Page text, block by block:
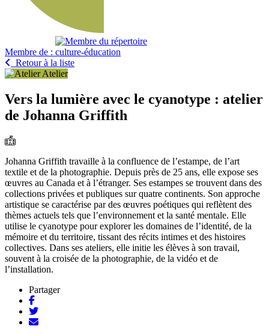
Membre de :
Retour à la liste
Atelier
Vers la lumière avec le cyanotype : atelier
de Johanna Griffith
Johanna Griffith travaille à la confluence de l’estampe, de l’art
textile et de la photographie. Depuis près de 25 ans, elle expose ses
œuvres au Canada et à l’étranger. Ses estampes se trouvent dans des
collections privées et publiques sur quatre continents. Son approche
artistique se caractérise par des œuvres poétiques qui reflètent des
thèmes actuels tels que l’environnement et la santé mentale. Elle
utilise le cyanotype pour explorer les domaines de l’identité, de la
mémoire et du territoire, tissant des récits intimes et des histoires
collectives. Dans ses ateliers, elle initie les élèves à son travail,
souvent à la croisée de la photographie, de la vidéo et de
l’installation.
Partager